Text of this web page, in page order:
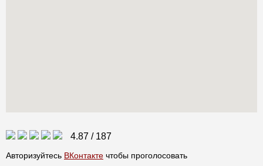
4.87 / 187
Авторизуйтесь ВКонтакте чтобы проголосовать